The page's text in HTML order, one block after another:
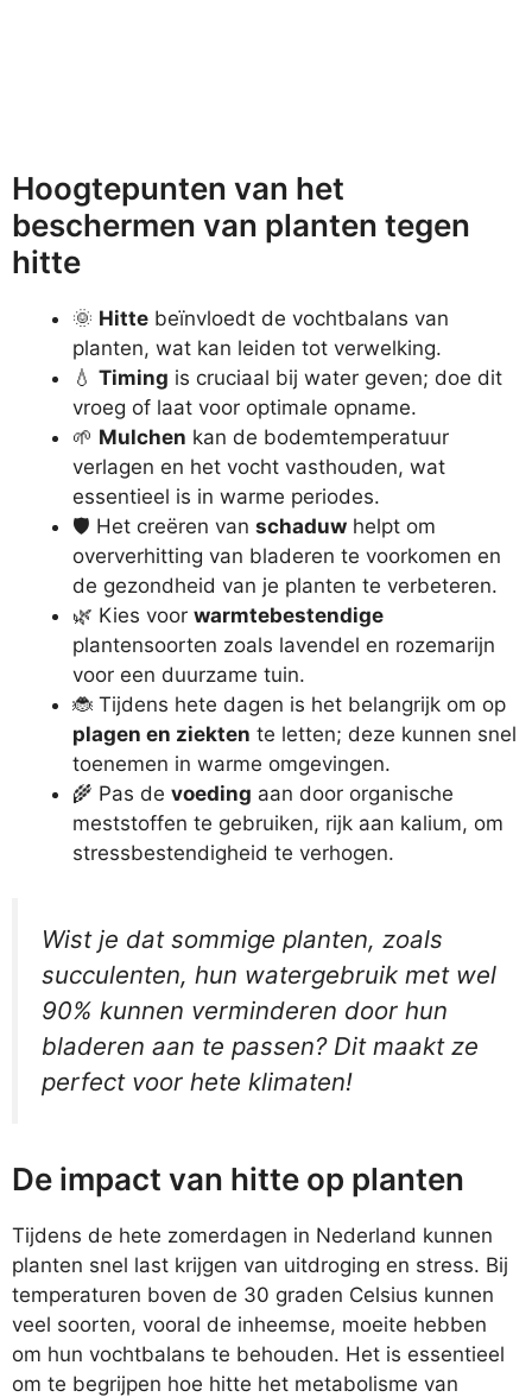
Hoogtepunten van het
beschermen van planten tegen
hitte
🌞 Hitte beïnvloedt de vochtbalans van
planten, wat kan leiden tot verwelking.
💧 Timing is cruciaal bij water geven; doe dit
vroeg of laat voor optimale opname.
🌱 Mulchen kan de bodemtemperatuur
verlagen en het vocht vasthouden, wat
essentieel is in warme periodes.
🛡️ Het creëren van schaduw helpt om
oververhitting van bladeren te voorkomen en
de gezondheid van je planten te verbeteren.
🌿 Kies voor warmtebestendige
plantensoorten zoals lavendel en rozemarijn
voor een duurzame tuin.
🐞 Tijdens hete dagen is het belangrijk om op
plagen en ziekten te letten; deze kunnen snel
toenemen in warme omgevingen.
🌾 Pas de voeding aan door organische
meststoffen te gebruiken, rijk aan kalium, om
stressbestendigheid te verhogen.
Wist je dat sommige planten, zoals
succulenten, hun watergebruik met wel
90% kunnen verminderen door hun
bladeren aan te passen? Dit maakt ze
perfect voor hete klimaten!
De impact van hitte op planten
Tijdens de hete zomerdagen in Nederland kunnen
planten snel last krijgen van uitdroging en stress. Bij
temperaturen boven de 30 graden Celsius kunnen
veel soorten, vooral de inheemse, moeite hebben
om hun vochtbalans te behouden. Het is essentieel
om te begrijpen hoe hitte het metabolisme van